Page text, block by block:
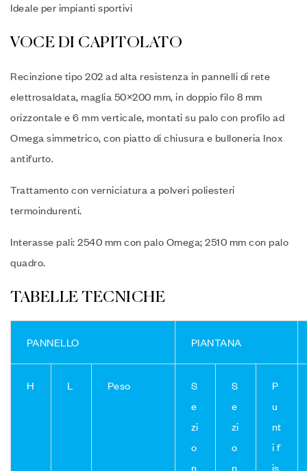
Ideale per impianti sportivi
VOCE DI CAPITOLATO
Recinzione tipo 202 ad alta resistenza in pannelli di rete
elettrosaldata, maglia 50×200 mm, in doppio filo 8 mm
orizzontale e 6 mm verticale, montati su palo con profilo ad
Omega simmetrico, con piatto di chiusura e bulloneria Inox
antifurto.
Trattamento con verniciatura a polveri poliesteri
termoindurenti.
Interasse pali: 2540 mm con palo Omega; 2510 mm con palo
quadro.
TABELLE TECNICHE
PANNELLO PIANTANA
H L Peso
S
e
zi
o
n
S
e
zi
o
n
P
u
nt
i f
is